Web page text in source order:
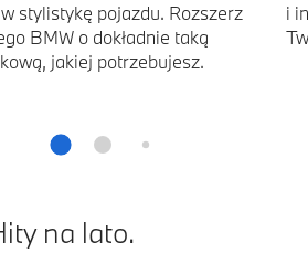
stylistykę pojazdu. Rozszerz
BMW o dokładnie taką
jakiej potrzebujesz.
i
na lato.